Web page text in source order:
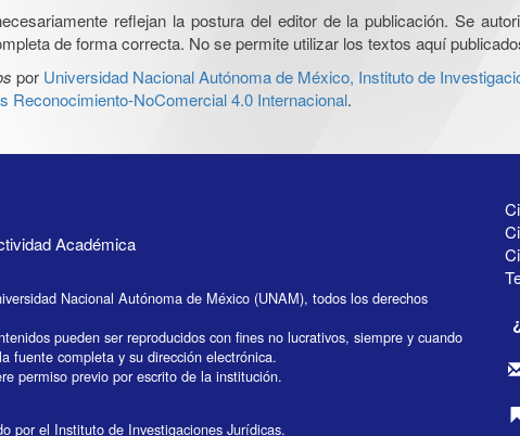
reflejan la postura del editor de la publicación. Se
de forma correcta. No se permite utilizar los textos aquí
por Universidad Nacional Autónoma de México, Instituto de
Reconocimiento-NoComercial 4.0 Internacional.
Académica
Nacional Autónoma de México (UNAM), todos los derechos
pueden ser reproducidos con fines no lucrativos, siempre y cuando
fuente completa y su dirección electrónica.
permiso previo por escrito de la institución.
por el Instituto de Investigaciones Jurídicas.